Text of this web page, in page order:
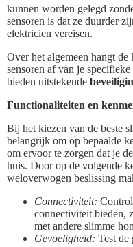
kunnen worden gelegd
sensoren is dat ze duurder
elektricien vereisen.
Over het algemeen hangt de
sensoren af van je
bieden uitstekende
Functionaliteiten en
Bij het kiezen van de beste
belangrijk om op bepaalde
om ervoor te zorgen dat je
huis. Door op de volgende
weloverwogen beslissing
Connectiviteit:
connectiviteit bieden,
met andere slimme
Gevoeligheid: Test de